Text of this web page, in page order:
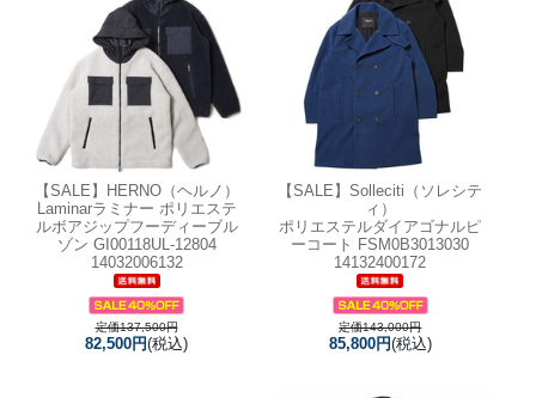
【SALE】
HERNO（ヘルノ）
Laminarラミナー ポリエステ
ルボアジップフーディーブル
ゾン GI00118UL-12804
14032006132
定価137,500円
82,500円(税込)
【SALE】Solleciti（ソレシテ
ィ）
ポリエステルダイアゴナルピ
ーコート FSM0B3013030
14132400172
定価143,000円
85,800円(税込)